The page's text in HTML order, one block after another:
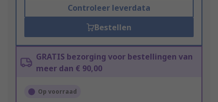
Controleer leverdata
Bestellen
GRATIS bezorging voor bestellingen van
meer dan € 90,00
Op voorraad